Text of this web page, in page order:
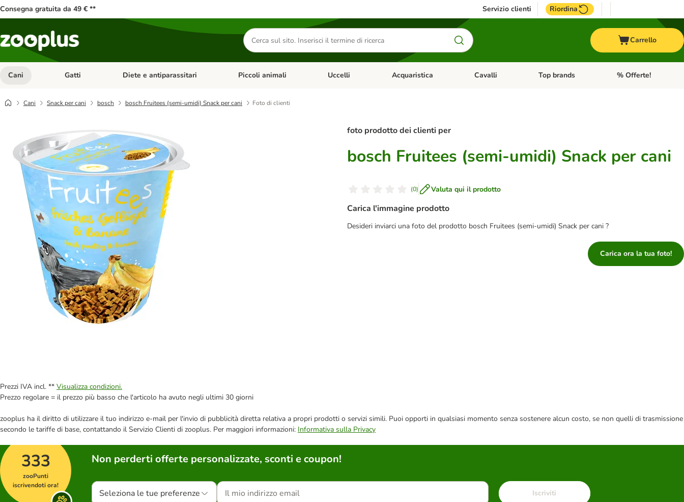
Consegna gratuita da 49 € ** Servizio clienti Riordina
Cerca
prodotti
Carrello
Cani Apri Menu Categoria: Cani
Gatti Apri Menu Categoria: Gatti
Diete e antiparassitari Apri Menu Categoria: Diete e antiparassitari
Piccoli animali Apri Menu Categoria: Piccoli animali
Uccelli Apri Menu Categoria: Uccelli
Acquaristica Apri Menu Categoria: Acquaristica
Cavalli Apri Menu Categoria: Cavalli
Top brands Apri Menu Categoria:
% Offerte!
Cani Snack per cani bosch bosch Fruitees (semi-umidi) Snack per cani Foto di clienti
foto prodotto dei clienti per
bosch Fruitees (semi-umidi) Snack per cani
(0) Valuta qui il prodotto
Carica l'immagine prodotto
Desideri inviarci una foto del prodotto bosch Fruitees (semi-umidi) Snack per cani ?
Carica ora la tua foto!
Prezzi IVA incl. ** Visualizza condizioni.
Prezzo regolare = il prezzo più basso che l'articolo ha avuto negli ultimi 30 giorni
zooplus ha il diritto di utilizzare il tuo indirizzo e-mail per l'invio di pubblicità diretta relativa a propri prodotti o servizi simili. Puoi opporti in qualsiasi momento senza sostenere alcun costo, se non quelli di trasmissione
secondo le tariffe di base, contattando il Servizio Clienti di zooplus. Per maggiori informazioni: Informativa sulla Privacy
333
zooPunti
iscrivendoti ora!
Non perderti offerte personalizzate, sconti e coupon!
Seleziona le tue preferenze Iscriviti